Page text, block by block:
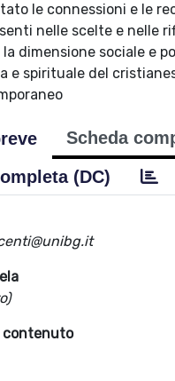
le connessioni e le
nelle scelte e nelle
dimensione sociale e
e spirituale del
Scheda
(DC)
contenuto